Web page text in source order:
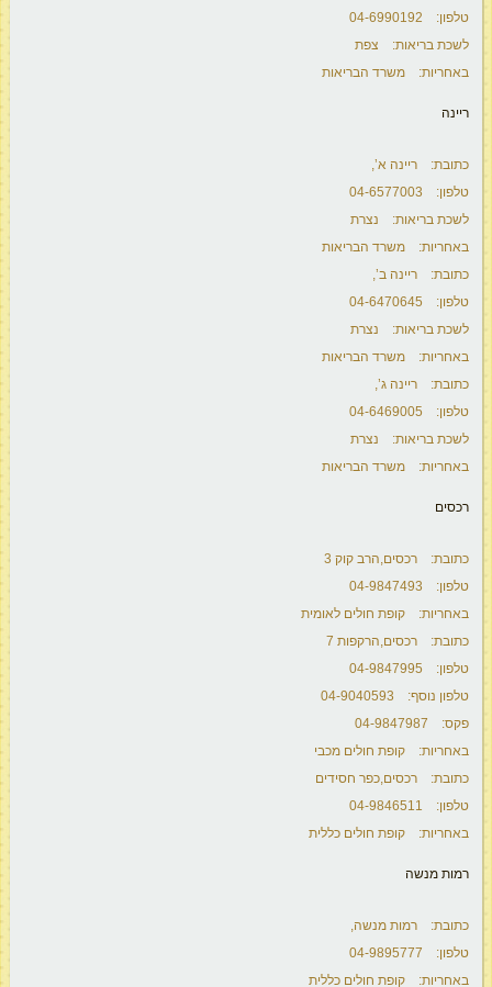
טלפון: 04-6990192
לשכת בריאות: צפת
באחריות: משרד הבריאות
ריינה
כתובת: ריינה א’,
טלפון: 04-6577003
לשכת בריאות: נצרת
באחריות: משרד הבריאות
כתובת: ריינה ב’,
טלפון: 04-6470645
לשכת בריאות: נצרת
באחריות: משרד הבריאות
כתובת: ריינה ג’,
טלפון: 04-6469005
לשכת בריאות: נצרת
באחריות: משרד הבריאות
רכסים
כתובת: רכסים,הרב קוק 3
טלפון: 04-9847493
באחריות: קופת חולים לאומית
כתובת: רכסים,הרקפות 7
טלפון: 04-9847995
טלפון נוסף: 04-9040593
פקס: 04-9847987
באחריות: קופת חולים מכבי
כתובת: רכסים,כפר חסידים
טלפון: 04-9846511
באחריות: קופת חולים כללית
רמות מנשה
כתובת: רמות מנשה,
טלפון: 04-9895777
באחריות: קופת חולים כללית